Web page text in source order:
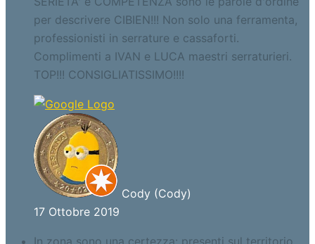
per descrivere CIBIEN!!! Non solo una ferramenta,
professionisti in serrature e cassaforti.
Complimenti a IVAN e LUCA maestri serraturieri.
TOP!!! CONSIGLIATISSIMO!!!!
Cody (Cody)
17 Ottobre 2019